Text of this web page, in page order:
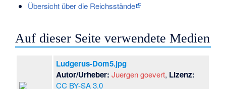
Übersicht über die Reichsstände
Auf dieser Seite verwendete Medien
Ludgerus-Dom5.jpg
Autor/Urheber: Juergen goevert, Lizenz:
CC BY-SA 3.0